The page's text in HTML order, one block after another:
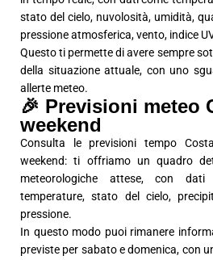
stato del cielo, nuvolosità, umidità,
pressione atmosferica, vento, indice
Questo ti permette di avere sempre
della situazione attuale, con uno
allerte meteo.
🎉 Previsioni meteo
weekend
Consulta le previsioni tempo
weekend: ti offriamo un quadro
meteorologiche attese, con
temperature, stato del cielo,
pressione.
In questo modo puoi rimanere
previste per sabato e domenica, con